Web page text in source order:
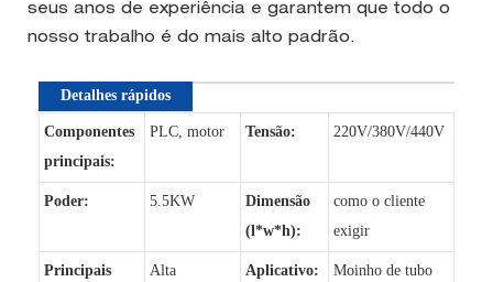
seus anos de experiência e garantem que todo o
nosso trabalho é do mais alto padrão.
Detalhes rápidos
Componentes
principais:
PLC, motor Tensão: 220V/380V/440V
Poder: 5.5KW
Dimensão
(l*w*h):
como o cliente
exigir
Principais
Alta
Aplicativo: Moinho de tubo